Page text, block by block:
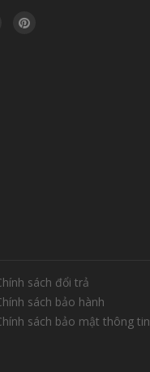
sách đổi trả
sách bảo hành
sách bảo mật thông tin